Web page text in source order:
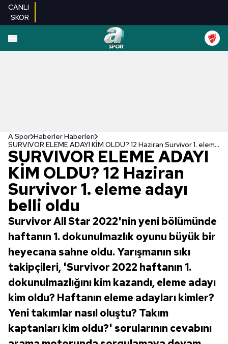
CANLI
SKOR
A Spor Haberler Haberleri
SURVIVOR ELEME ADAYI KİM OLDU? 12 Haziran Survivor 1. eleme adayı belli oldu
SURVIVOR ELEME ADAYI
KİM OLDU? 12 Haziran
Survivor 1. eleme adayı
belli oldu
Survivor All Star 2022'nin yeni bölümünde
haftanın 1. dokunulmazlık oyunu büyük bir
heyecana sahne oldu. Yarışmanın sıkı
takipçileri, 'Survivor 2022 haftanın 1.
dokunulmazlığını kim kazandı, eleme adayı
kim oldu? Haftanın eleme adayları kimler?
Yeni takımlar nasıl oluştu? Takım
kaptanları kim oldu?' sorularının cevabını